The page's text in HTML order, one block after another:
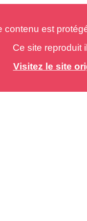
est
Ce site reproduit
Visitez le site